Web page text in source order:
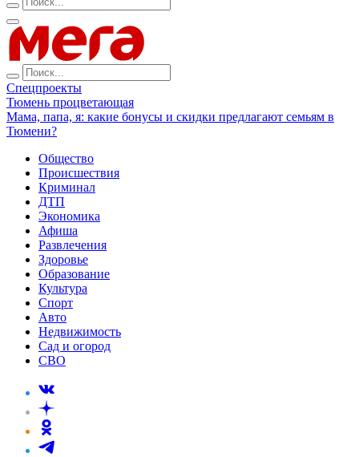
Спецпроекты
Тюмень процветающая
Мама, папа, я: какие бонусы и скидки предлагают семьям в
Тюмени?
Общество
Происшествия
Криминал
ДТП
Экономика
Афиша
Развлечения
Здоровье
Образование
Культура
Спорт
Авто
Недвижимость
Сад и огород
СВО